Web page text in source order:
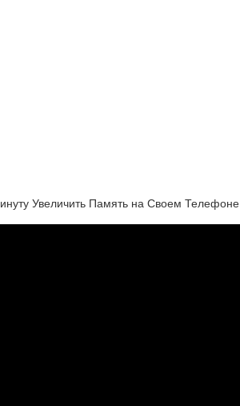
Увеличить Память на Своем Телефоне